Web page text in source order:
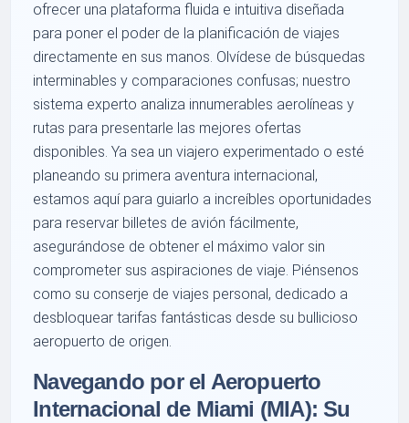
ofrecer una plataforma fluida e intuitiva diseñada
para poner el poder de la planificación de viajes
directamente en sus manos. Olvídese de búsquedas
interminables y comparaciones confusas; nuestro
sistema experto analiza innumerables aerolíneas y
rutas para presentarle las mejores ofertas
disponibles. Ya sea un viajero experimentado o esté
planeando su primera aventura internacional,
estamos aquí para guiarlo a increíbles oportunidades
para reservar billetes de avión fácilmente,
asegurándose de obtener el máximo valor sin
comprometer sus aspiraciones de viaje. Piénsenos
como su conserje de viajes personal, dedicado a
desbloquear tarifas fantásticas desde su bullicioso
aeropuerto de origen.
Navegando por el Aeropuerto
Internacional de Miami (MIA): Su